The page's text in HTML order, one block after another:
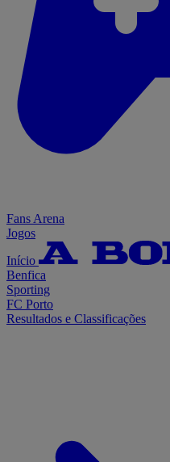
Fans Arena
Jogos
Início
Benfica
Sporting
FC Porto
Resultados e Classificações